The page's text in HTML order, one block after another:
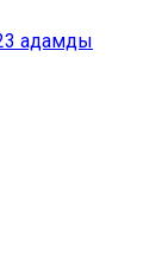
адамды